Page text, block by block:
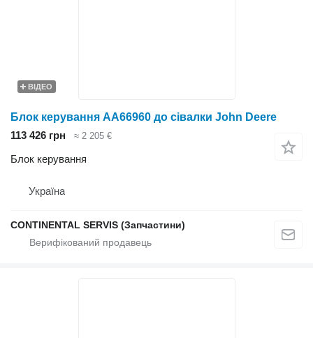
ВІДЕО
Блок керування AA66960 до сівалки John Deere
113 426 грн
≈ 2 205 €
Блок керування
Україна
CONTINENTAL SERVIS (Запчастини)